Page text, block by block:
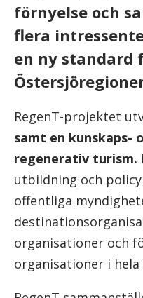
förnyelse och
flera
en ny standard
RegenT-projektet
samt en
regenerativ turism.
utbildning och
offentliga
organisationer och
organisationer i